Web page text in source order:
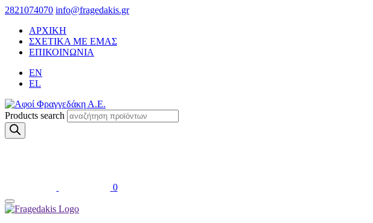
2821074070 info@fragedakis.gr
ΑΡΧΙΚΗ
ΣΧΕΤΙΚΑ ΜΕ ΕΜΑΣ
ΕΠΙΚΟΙΝΩΝΙΑ
EN
EL
Products search
0